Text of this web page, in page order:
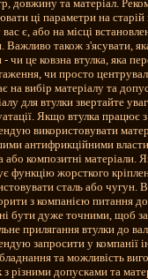
довжину та матеріал.
ці параметри на старій
вас є, або на місці
Важливо також з'ясувати,
- чи це ковзна втулка, яка
чи просто
на вибір матеріалу та
для втулки звертайте
Якщо втулка працює
використовувати
антифрикційними
або композитні матеріали.
функцію жорсткого
сталь або чугун.
з компанією питання
бути дуже точними, щоб
прилягання втулки до
запросити у компанії
та можливість
з різними допусками та